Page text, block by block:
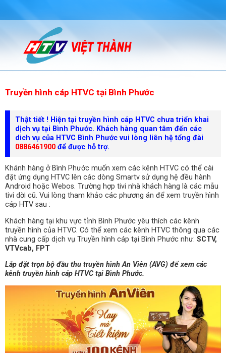
Truyền hình cáp HTVC tại Bình Phước
Thật tiết ! Hiện tại truyền hình cáp HTVC chưa triển khai
dịch vụ tại Bình Phước. Khách hàng quan tâm đến các
dich vụ của HTVC Bình Phước vui lòng liên hệ tổng đài
0886461900 để được hỗ trợ.
Khánh hàng ở Bình Phước muốn xem các kênh HTVC có thể cài
đặt ứng dụng HTVC lên các dòng Smartv sử dụng hệ đều hành
Android hoặc Webos. Trường hợp tivi nhà khách hàng là các mẫu
tivi dời cũ. Vui lòng tham khảo các phương án để xem truyền hình
cáp HTV sau :
Khách hàng tại khu vực tỉnh Bình Phước yêu thích các kênh
truyền hình của HTVC. Có thể xem các kênh HTVC thông qua các
nhà cung cấp dịch vụ Truyền hình cáp tại Bình Phước như: SCTV,
VTVcab, FPT
Lắp đặt trọn bộ đầu thu truyền hình An Viên (AVG) để xem các
kênh truyền hình cáp HTVC tại Bình Phước.